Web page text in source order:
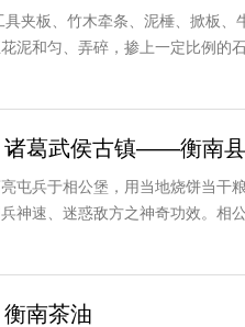
夹板、竹木牵条、泥棰、掀板
泥和匀、弄碎，掺上一定比例的
诸葛武侯古镇——衡南
屯兵于相公堡，用当地烧饼当干
神速、迷惑敌方之神奇功效。相
衡南茶油